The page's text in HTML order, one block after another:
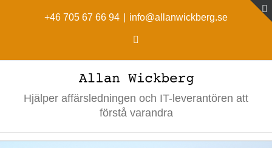
+46 705 67 66 94 info@allanwickberg.se
Hjälper affärsledningen och IT-leverantören att
förstå varandra